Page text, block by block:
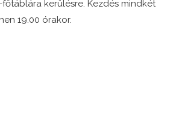
kerülésre. Kezdés mindkét
19.00 órakor.